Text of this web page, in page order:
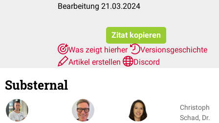
Bearbeitung 21.03.2024
Zitat kopieren
Was zeigt hierher
Versionsgeschichte
Artikel erstellen
Discord
Substernal
Christoph
Schad, Dr.